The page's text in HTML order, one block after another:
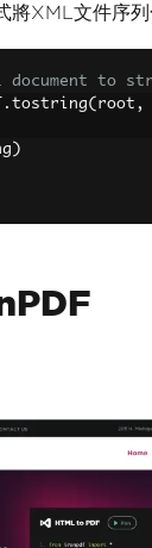
將XML文件序列
document to
. tostring( root ,
)